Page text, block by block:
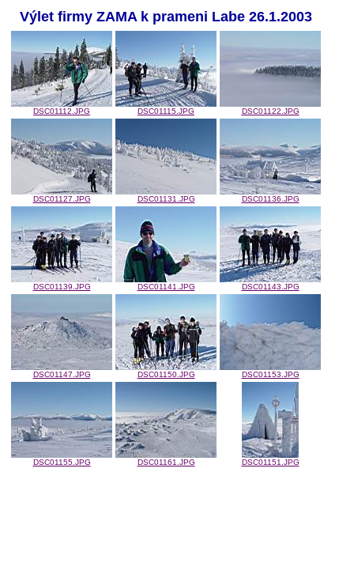
Výlet firmy ZAMA k prameni Labe 26.1.2003
DSC01112.JPG DSC01115.JPG DSC01122.JPG
DSC01127.JPG DSC01131.JPG DSC01136.JPG
DSC01139.JPG DSC01141.JPG DSC01143.JPG
DSC01147.JPG DSC01150.JPG DSC01153.JPG
DSC01155.JPG DSC01161.JPG DSC01151.JPG